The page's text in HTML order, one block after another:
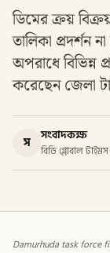
ডিমের ক্রয়
তালিকা প্রদর্শন
অপরাধে বিভিন্ন
করেছেন জেলা
স সংবাদকক্ষ
বিডি গ্লোবাল টাইমস
Damurhuda task force